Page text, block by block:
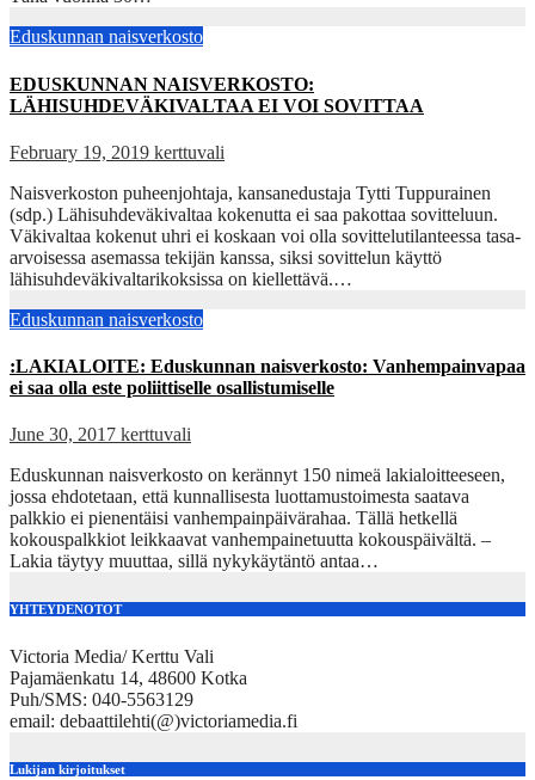
Eduskunnan naisverkosto
EDUSKUNNAN NAISVERKOSTO:
LÄHISUHDEVÄKIVALTAA EI VOI SOVITTAA
February 19, 2019 kerttuvali
Naisverkoston puheenjohtaja, kansanedustaja Tytti Tuppurainen
(sdp.) Lähisuhdeväkivaltaa kokenutta ei saa pakottaa sovitteluun.
Väkivaltaa kokenut uhri ei koskaan voi olla sovittelutilanteessa tasa-
arvoisessa asemassa tekijän kanssa, siksi sovittelun käyttö
lähisuhdeväkivaltarikoksissa on kiellettävä.…
Eduskunnan naisverkosto
:LAKIALOITE: Eduskunnan naisverkosto: Vanhempainvapaa
ei saa olla este poliittiselle osallistumiselle
June 30, 2017 kerttuvali
Eduskunnan naisverkosto on kerännyt 150 nimeä lakialoitteeseen,
jossa ehdotetaan, että kunnallisesta luottamustoimesta saatava
palkkio ei pienentäisi vanhempainpäivärahaa. Tällä hetkellä
kokouspalkkiot leikkaavat vanhempainetuutta kokouspäivältä. –
Lakia täytyy muuttaa, sillä nykykäytäntö antaa…
YHTEYDENOTOT
Victoria Media/ Kerttu Vali
Pajamäenkatu 14, 48600 Kotka
Puh/SMS: 040-5563129
email: debaattilehti(@)victoriamedia.fi
Lukijan kirjoitukset